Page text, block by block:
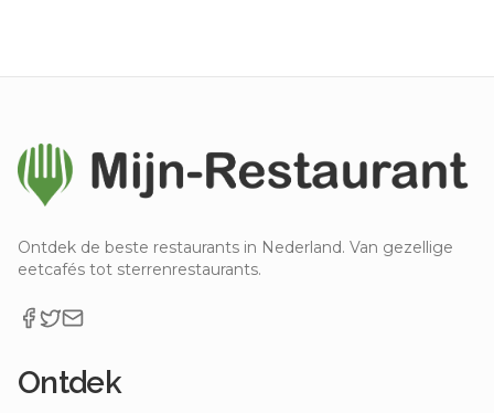
Ontdek de beste restaurants in Nederland. Van gezellige
eetcafés tot sterrenrestaurants.
Ontdek